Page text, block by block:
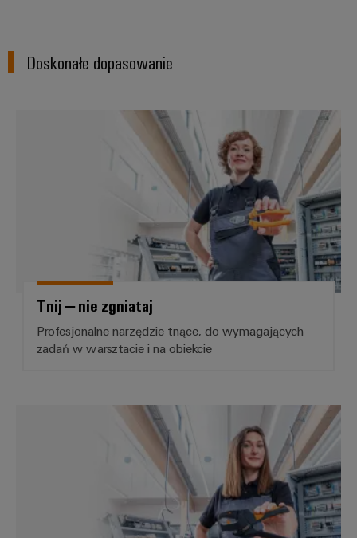
Doskonałe dopasowanie
Tnij – nie zgniataj
Profesjonalne narzędzie tnące, do wymagających
zadań w warsztacie i na obiekcie
Usuń – nie rozrywaj